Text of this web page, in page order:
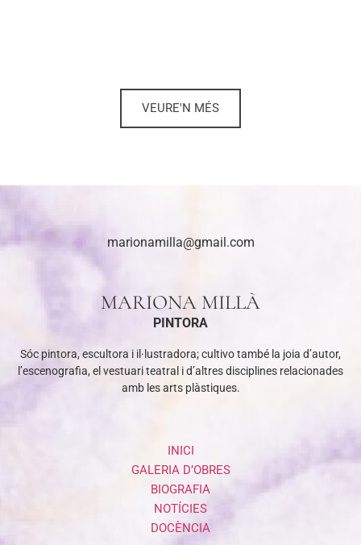
VEURE'N MÉS
marionamilla@gmail.com
MARIONA MILLÀ
PINTORA
Sóc pintora, escultora i il·lustradora; cultivo també la joia d’autor,
l’escenografia, el vestuari teatral i d’altres disciplines relacionades
amb les arts plàstiques.
INICI
GALERIA D’OBRES
BIOGRAFIA
NOTÍCIES
DOCÈNCIA